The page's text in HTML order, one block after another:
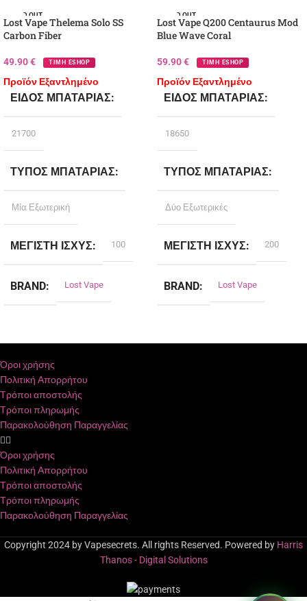
SOLD OUT
Lost Vape Thelema Solo SS
Carbon Fiber
49.90€ ΤΙΜΗ ESHOP
Προϊόν Εξαντλημένο
ΕΊΔΟΣ ΜΠΑΤΑΡΊΑΣ
21700
ΤΎΠΟΣ ΜΠΑΤΑΡΊΑΣ
Μία Εξωτερική
ΜΈΓΙΣΤΗ ΙΣΧΎΣ 100
BRAND Lost Vape
SOLD OUT
Lost Vape Q200 Centaurus Mod
Blue Wave Coral
59.90€ ΤΙΜΗ ESHOP
Προϊόν Εξαντλημένο
ΕΊΔΟΣ ΜΠΑΤΑΡΊΑΣ
18650
ΤΎΠΟΣ ΜΠΑΤΑΡΊΑΣ
Δύο Εξωτερικές
ΜΈΓΙΣΤΗ ΙΣΧΎΣ 200
BRAND Lost Vape
Όροι χρήσης
Πολιτική Απορρήτου
Τρόποι αποστολής
Τρόποι πληρωμής
Παρακολούθηση Παραγγελίας
Όροι χρήσης
Πολιτική Απορρήτου
Τρόποι αποστολής
Τρόποι πληρωμής
Παρακολούθηση Παραγγελίας
Copyright 2024 by Vapesecrets. All rights Reserved. Powered by Harris
Thanos - Digital Solutions